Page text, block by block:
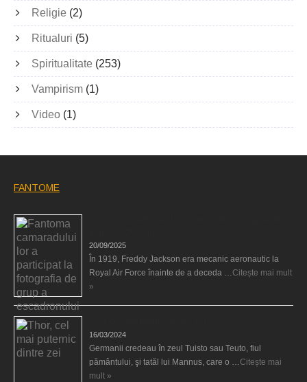
Religie (2)
Ritualuri (5)
Spiritualitate (253)
Vampirism (1)
Video (1)
FANTOME
20/09/2025
În 1919, Freddy Jackson era mecanic aeronautic la
Royal Air Force înainte de a deceda …Citește mai mult
»
16/03/2024
Germanii credeau în zeul Tuisto sau Teuto, fiul
pământului, şi tatăl lui Mannus, care o …Citește mai
mult »